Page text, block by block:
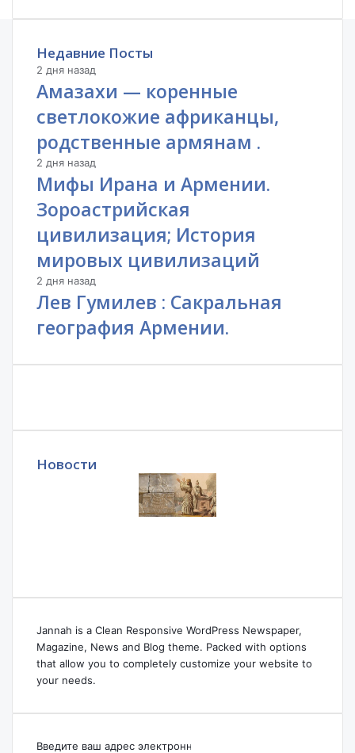
Недавние Посты
2 дня назад
Амазахи — коренные
светлокожие африканцы,
родственные армянам .
2 дня назад
Мифы Ирана и Армении.
Зороастрийская
цивилизация; История
мировых цивилизаций
2 дня назад
Лев Гумилев : Сакральная
география Армении.
Новости
Jannah is a Clean Responsive WordPress Newspaper,
Magazine, News and Blog theme. Packed with options
that allow you to completely customize your website to
your needs.
Введите